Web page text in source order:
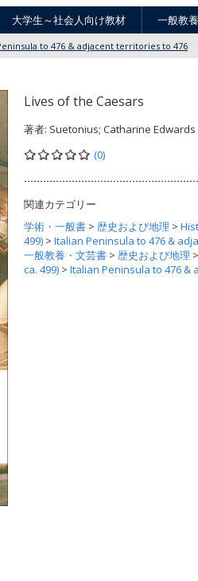
大学生～社会人向け教材 一般教
to 476 & adjacent territories to 476
Lives of the Caesars
著者: Suetonius; Catharine Edwards
(0)
関連カテゴリー
学術・一般書 > 歴史および地理 >
499) > Italian Peninsula to 476 &
一般教養・文芸書 > 歴史および地理 >
ca. 499) > Italian Peninsula to 476 &